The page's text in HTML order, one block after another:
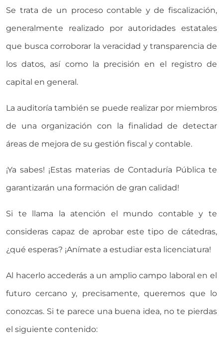
Se trata de un proceso contable y de fiscalización,
generalmente realizado por autoridades estatales
que busca corroborar la veracidad y transparencia de
los datos, así como la precisión en el registro de
capital en general.
La auditoría también se puede realizar por miembros
de una organización con la finalidad de detectar
áreas de mejora de su gestión fiscal y contable.
¡Ya sabes! ¡Estas materias de Contaduría Pública te
garantizarán una formación de gran calidad!
Si te llama la atención el mundo contable y te
consideras capaz de aprobar este tipo de cátedras,
¿qué esperas? ¡Anímate a estudiar esta licenciatura!
Al hacerlo accederás a un amplio campo laboral en el
futuro cercano y, precisamente, queremos que lo
conozcas. Si te parece una buena idea, no te pierdas
el siguiente contenido: